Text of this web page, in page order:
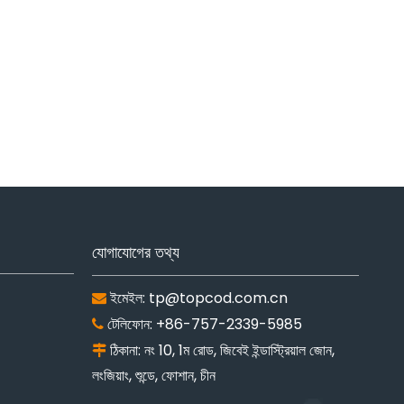
যোগাযোগের তথ্য
ইমেইল: tp@topcod.com.cn
 টেলিফোন: +86-757-2339-5985
 ঠিকানা: নং 10, 1ম রোড, জিবেই ইন্ডাস্ট্রিয়াল জোন,
লংজিয়াং, শুন্ডে, ফোশান, চীন